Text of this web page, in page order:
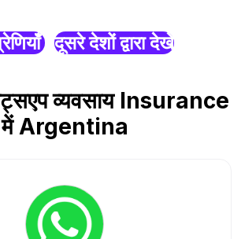
दूसरे देशों द्वारा देखें
व्यवसाय Insurance
में Argentina